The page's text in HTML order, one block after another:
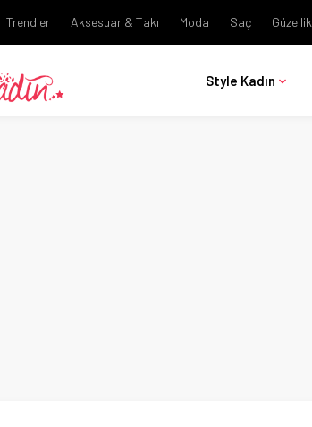
Trendler Aksesuar & Takı Moda Saç Güzellik
Style Kadın